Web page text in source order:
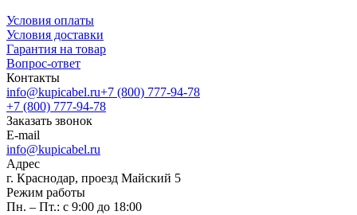
Условия оплаты
Условия доставки
Гарантия на товар
Вопрос-ответ
Контакты
info@kupicabel.ru+7 (800) 777-94-78
+7 (800) 777-94-78
Заказать звонок
E-mail
info@kupicabel.ru
Адрес
г. Краснодар, проезд Майский 5
Режим работы
Пн. – Пт.: с 9:00 до 18:00